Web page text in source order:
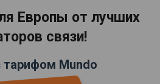
Европы от лучших
связи!
тарифом Mundo